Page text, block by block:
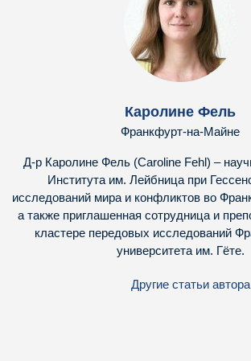
Каролине Фель
Франкфурт-на-Майне
Д-р Каролине Фель (Caroline Fehl) –
Института им. Лейбница при
исследований мира и конфликтов во
а также приглашенная сотрудница и
кластере передовых исследований
университета им. Гёте.
Другие статьи автора